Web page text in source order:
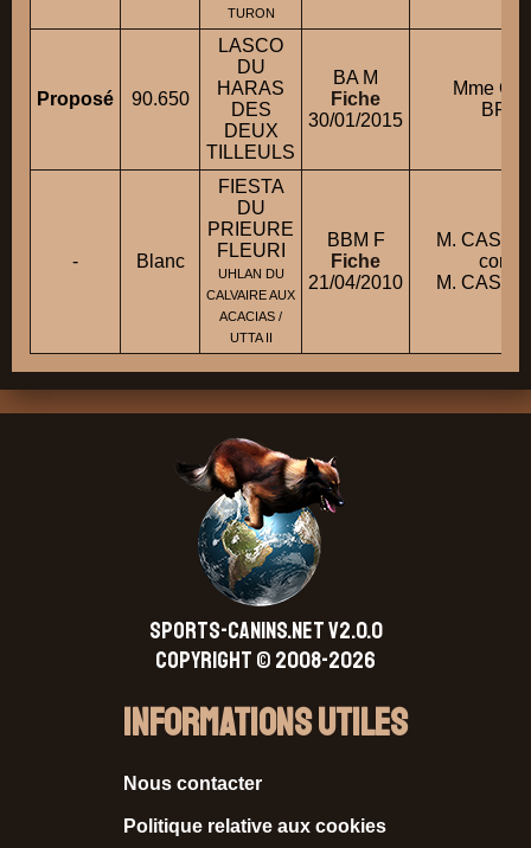
TURON
Proposé 90.650
LASCO
DU
HARAS
DES
DEUX
TILLEULS
BA M
Fiche
30/01/2015
Mme
- Blanc
FIESTA
DU
PRIEURE
FLEURI
UHLAN DU
CALVAIRE AUX
ACACIAS /
UTTA II
BBM F
Fiche
21/04/2010
M.
M.
SPORTS-CANINS.NET V2.0.0
Copyright © 2008-2026
Informations Utiles
Nous contacter
Politique relative aux cookies